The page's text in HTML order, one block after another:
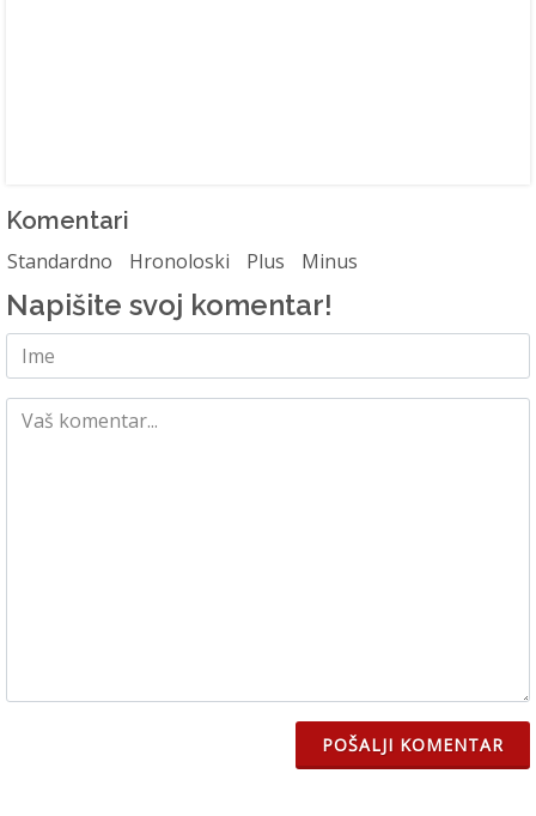
Komentari
Standardno Hronoloski Plus Minus
Napišite svoj komentar!
POŠALJI KOMENTAR